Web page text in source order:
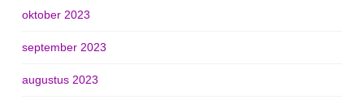
oktober 2023
september 2023
augustus 2023